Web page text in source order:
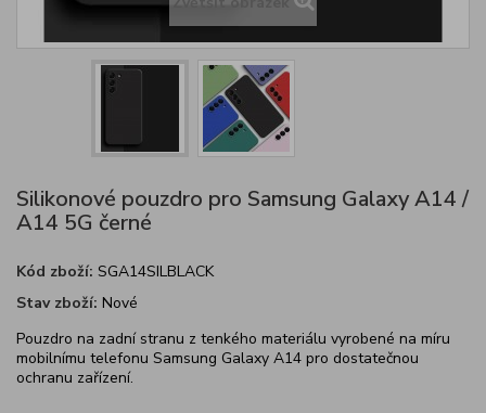
Silikonové pouzdro pro Samsung Galaxy A14 /
A14 5G černé
Kód zboží: SGA14SILBLACK
Stav zboží: Nové
Pouzdro na zadní stranu z tenkého materiálu vyrobené na míru
mobilnímu telefonu Samsung Galaxy A14 pro dostatečnou
ochranu zařízení.